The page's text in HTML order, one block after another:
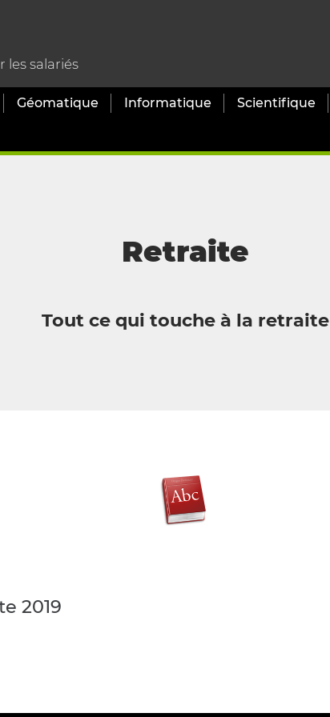
les salariés
Géomatique Informatique Scientifique
Retraite
Tout ce qui touche à la retraite
2019